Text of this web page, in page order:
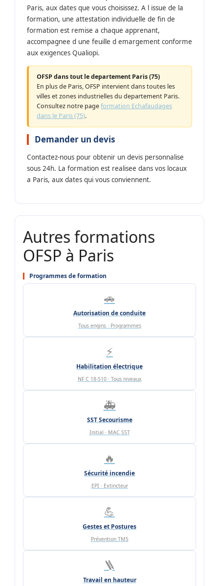
Paris, aux dates que vous choisissez. A l issue de la
formation, une attestation individuelle de fin de
formation est remise a chaque apprenant,
accompagnee d une feuille d emargement conforme
aux exigences Qualiopi.
OFSP dans tout le departement Paris (75)
En plus de Paris, OFSP intervient dans toutes les
villes et zones industrielles du departement Paris.
Consultez notre pageformation Echafaudages
dans le Paris (75).
Demander un devis
Contactez-nous pour obtenir un devis personnalise
sous 24h. La formation est realisee dans vos locaux
a Paris, aux dates qui vous conviennent.
Autres formations
OFSP à Paris
Programmes de formation
🚗
Autorisation de conduite
Tous engins · Programmes
⚡
Habilitation électrique
NF C 18-510 · Tous niveaux
🚑
SST Secourisme
Initial · MAC SST
🔥
Sécurité incendie
EPI · Extincteur
💪
Gestes et Postures
Prévention TMS
🪜
Travail en hauteur